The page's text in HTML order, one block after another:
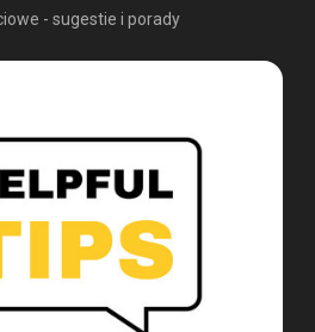
- sugestie i porady